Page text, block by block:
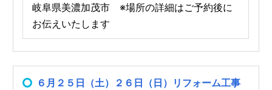
岐阜県美濃加茂市 ※場所の詳細はご予約後に
お伝えいたします
６月２５日（土）２６日（日）リフォーム工事